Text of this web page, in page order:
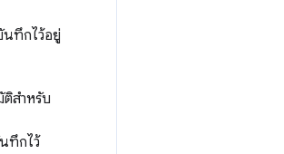
นทึกไว้อยู่
สำหรับ
ทึกไว้